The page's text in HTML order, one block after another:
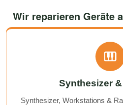
Wir reparieren Geräte
Synthesizer
Synthesizer, Workstations &